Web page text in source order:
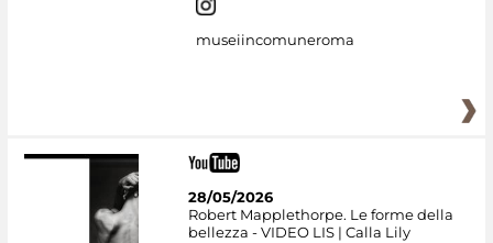
museiincomuneroma
28/05/2026
Robert Mapplethorpe. Le forme della
bellezza - VIDEO LIS | Calla Lily